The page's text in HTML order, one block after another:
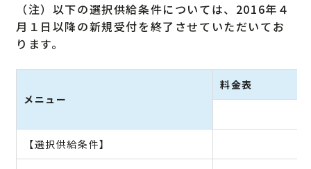
（注）以下の選択供給条件については、2016年４
月１日以降の新規受付を終了させていただいてお
ります。
メニュー
料金表
【選択供給条件】